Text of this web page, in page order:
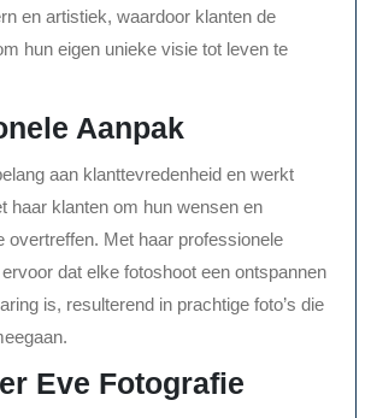
en artistiek, waardoor klanten de
hun eigen unieke visie tot leven te
Aanpak
aan klanttevredenheid en werkt
haar klanten om hun wensen en
overtreffen. Met haar professionele
dat elke fotoshoot een ontspannen
is, resulterend in prachtige foto’s die
Eve Fotografie